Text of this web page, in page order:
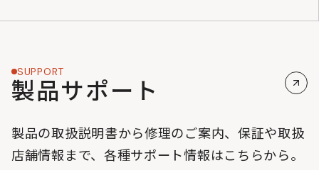
SUPPORT
製品サポート
製品の取扱説明書から修理のご案内、保証や取扱
店舗情報まで、各種サポート情報はこちらから。